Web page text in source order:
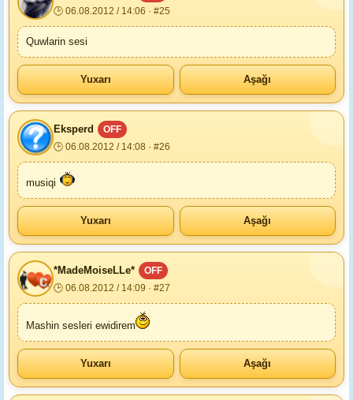
🕒 06.08.2012 / 14:06 · #25
Quwlarin sesi
Yuxarı Aşağı
Eksperd
OFF
🕒 06.08.2012 / 14:08 · #26
musiqi
Yuxarı Aşağı
*MadeMoiseLLe*
OFF
🕒 06.08.2012 / 14:09 · #27
Mashin sesleri ewidirem
Yuxarı Aşağı